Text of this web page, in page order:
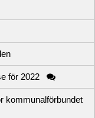
för 2022
kommunalförbundet